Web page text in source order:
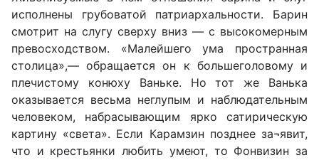
исполнены грубоватой патриархальности. Барин
смотрит на слугу сверху вниз — с высокомерным
превосходством. «Малейшего ума пространная
столица»,— обращается он к большеголовому и
плечистому конюху Ваньке. Но тот же Ванька
оказывается весьма неглупым и наблюдательным
человеком, набрасывающим ярко сатирическую
картину «света». Если Карамзин позднее за¬явит,
что и крестьянки любить умеют, то Фонвизин за